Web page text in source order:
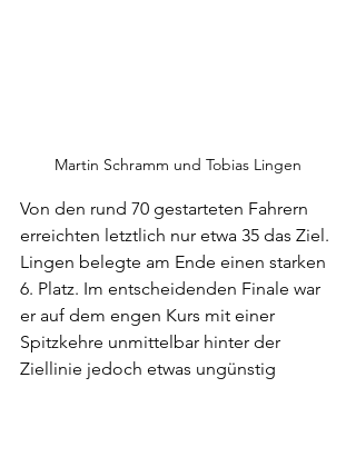
Martin Schramm und Tobias Lingen
Von den rund 70 gestarteten Fahrern
erreichten letztlich nur etwa 35 das Ziel.
Lingen belegte am Ende einen starken
6. Platz. Im entscheidenden Finale war
er auf dem engen Kurs mit einer
Spitzkehre unmittelbar hinter der
Ziellinie jedoch etwas ungünstig